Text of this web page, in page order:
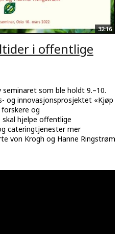
32:16
i offentlige
som ble holdt 9.–10.
og innovasjonsprosjektet «Kjøp
og
hjelpe offentlige
cateringtjenester mer
von Krogh og Hanne Ringstrøm